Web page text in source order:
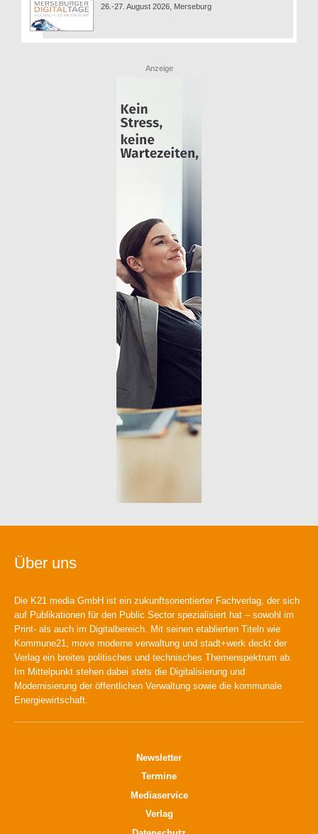
26.-27. August 2026, Merseburg
Anzeige
Über uns
Die K21 media GmbH ist ein zukunftsorientierter Fachverlag, der sich
auf Publikationen für den Public Sector spezialisiert hat – sowohl im
Print- als auch im Digitalbereich. Mit seinen etablierten Titeln wie
Kommune21, move moderne verwaltung und stadt+werk deckt der
Verlag ein breites politisches und technisches Themenspektrum ab.
Im Mittelpunkt stehen dabei stets die Digitalisierung und
Modernisierung der öffentlichen Verwaltung sowie die kommunale
Energiewirtschaft.
Newsletter
Termine
Mediaservice
Verlag